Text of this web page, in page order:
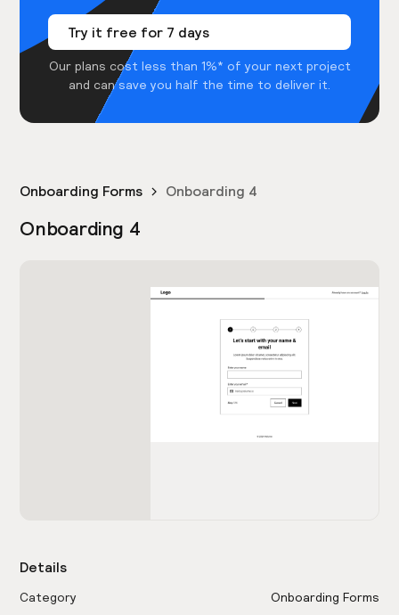
Try it free for 7 days
Our plans cost less than 1%* of your next project
and can save you half the time to deliver it.
Onboarding Forms Onboarding 4
Onboarding 4
Details
Category
Onboarding Forms